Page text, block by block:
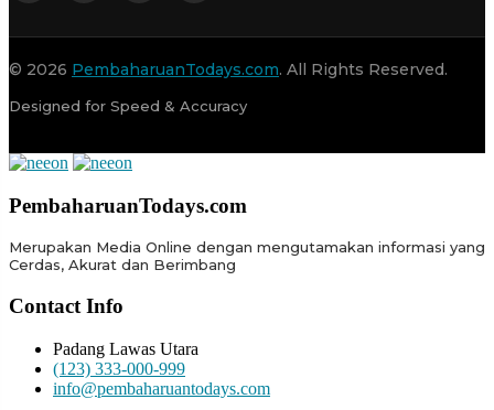
© 2026 PembaharuanTodays.com. All Rights Reserved.
Designed for Speed & Accuracy
PembaharuanTodays.com
Merupakan Media Online dengan mengutamakan informasi yang
Cerdas, Akurat dan Berimbang
Contact Info
Padang Lawas Utara
(123) 333-000-999
info@pembaharuantodays.com